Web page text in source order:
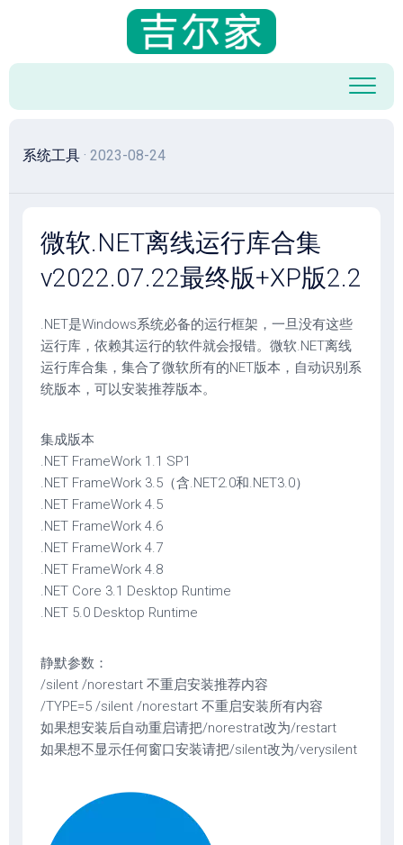
容
系统工具 · 2023-08-24
微软.NET离线运行库合集
v2022.07.22最终版+XP版2.2
.NET是Windows系统必备的运行框架，一旦没有这些
运行库，依赖其运行的软件就会报错。微软.NET离线
运行库合集，集合了微软所有的NET版本，自动识别系
统版本，可以安装推荐版本。
集成版本
.NET FrameWork 1.1 SP1
.NET FrameWork 3.5（含.NET2.0和.NET3.0）
.NET FrameWork 4.5
.NET FrameWork 4.6
.NET FrameWork 4.7
.NET FrameWork 4.8
.NET Core 3.1 Desktop Runtime
.NET 5.0 Desktop Runtime
静默参数：
/silent /norestart 不重启安装推荐内容
/TYPE=5 /silent /norestart 不重启安装所有内容
如果想安装后自动重启请把/norestrat改为/restart
如果想不显示任何窗口安装请把/silent改为/verysilent